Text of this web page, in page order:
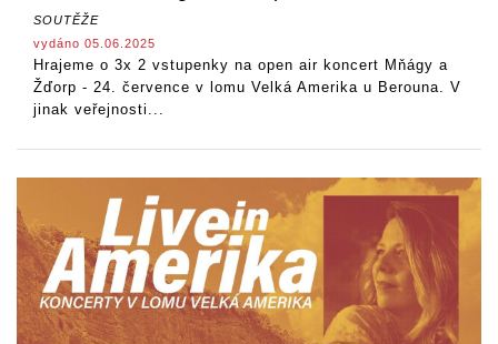
SOUTĚŽE
vydáno 05.06.2025
Hrajeme o 3x 2 vstupenky na open air koncert Mňágy a
Žďorp - 24. července v lomu Velká Amerika u Berouna. V
jinak veřejnosti...